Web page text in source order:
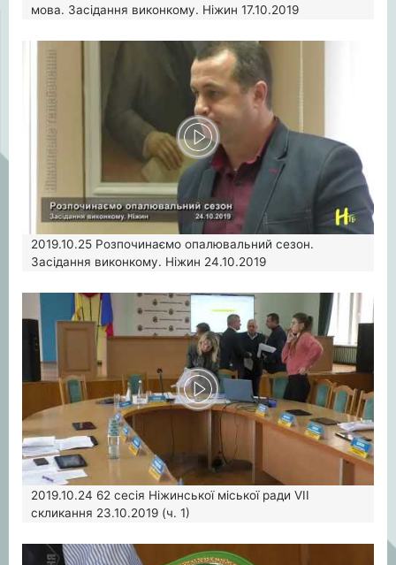
мова. Засідання виконкому. Ніжин 17.10.2019
2019.10.25 Розпочинаємо опалювальний сезон.
Засідання виконкому. Ніжин 24.10.2019
2019.10.24 62 сесія Ніжинської міської ради VII
скликання 23.10.2019 (ч. 1)